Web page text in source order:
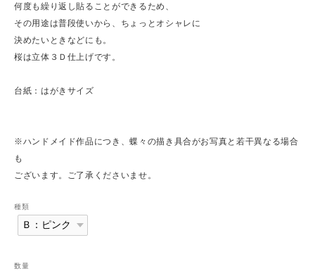
何度も繰り返し貼ることができるため、
その用途は普段使いから、ちょっとオシャレに
決めたいときなどにも。
桜は立体３Ｄ仕上げです。
台紙：はがきサイズ
※ハンドメイド作品につき、蝶々の描き具合がお写真と若干異なる場合
も
ございます。ご了承くださいませ。
種類
数量